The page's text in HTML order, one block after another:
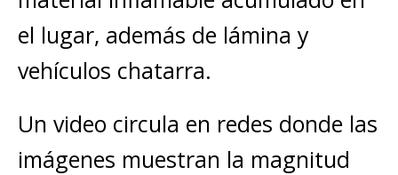
el lugar, además de lámina y
vehículos chatarra.
Un video circula en redes donde las
imágenes muestran la magnitud